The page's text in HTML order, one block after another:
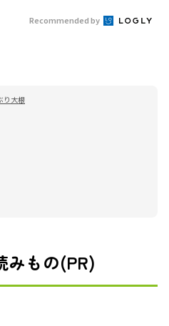
Recommended by
り大根
みもの(PR)